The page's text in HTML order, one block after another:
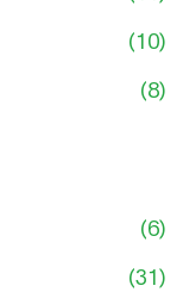
(10)
(8)
(6)
(31)